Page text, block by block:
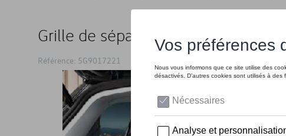
Grille de séparation, Maille d'acier,
Référence: 5G9017221